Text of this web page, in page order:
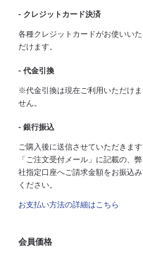
- クレジットカード決済
各種クレジットカードがお使いいた
だけます。
- 代金引換
※代金引換は現在ご利用いただけま
せん。
- 銀行振込
ご購入後に送信させていただきます
「ご注文受付メール」に記載の、弊
社指定口座へご請求金額をお振込み
ください。
お支払い方法の詳細はこちら
会員価格